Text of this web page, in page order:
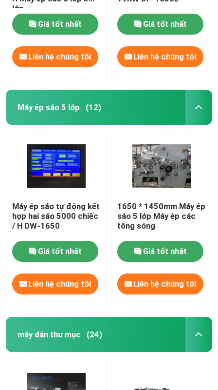
lớp
Giá tốt nhất
Liên hệ chúng tôi
Giá tốt nhất
Liên hệ chúng tôi
Máy ép sáo 5 lớp (12)
Máy ép sáo tự động kết
hợp hai sáo 5000 chiếc
/ H DW-1650
Giá tốt nhất
Liên hệ chúng tôi
1650 * 1450mm Máy ép
sáo 5 lớp Máy ép các
tông sóng
Giá tốt nhất
Liên hệ chúng tôi
máy dán thư mục (24)